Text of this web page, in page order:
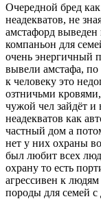
Очередной бред как
неадекватов, не
амстафорд выведен
компаньон для
очень энергичный
вывели амстафа, по
к человеку это
озтничьми
чужой чел зайдёт и
неадекватов как
частный дом а
нет у них охраны
был любит всех
охрану то есть
агрессивен к
породы для семей с